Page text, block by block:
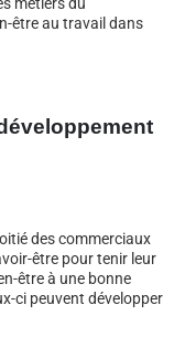
être au travail dans
des commerciaux
être pour tenir leur
être à une bonne
ci peuvent développer